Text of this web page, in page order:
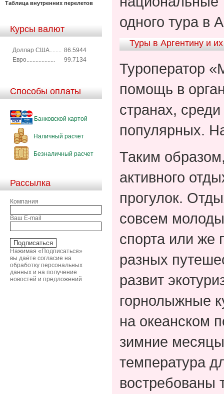
Таблица внутренних перелетов
Курсы валют
Доллар США........ 86.5944
Евро...................
99.7134
Способы оплаты
Банковской картой
Наличный расчет
Безналичный расчет
Рассылка
Компания
Ваш E-mail
Нажимая «Подписаться»
вы даёте согласие на
обработку персональных
данных и на получение
новостей и предложений
одного тура в
Туры в Аргентину и
Туроператор
помощь в
странах,
популярных.
Таким
активного
прогулок.
совсем
спорта или же
разных
развит
горнолыжные
на океанском
зимние
температура
востребованы